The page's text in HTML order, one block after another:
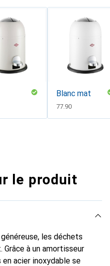
Blanc mat
CHF
77.90
le produit
les déchets
à un amortisseur
acier inoxydable se